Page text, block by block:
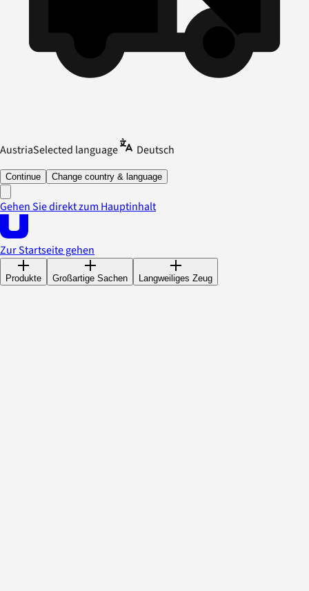
AustriaSelected language Deutsch
Continue Change country & language
Gehen Sie direkt zum Hauptinhalt
Zur Startseite gehen
Produkte Großartige Sachen Langweiliges Zeug